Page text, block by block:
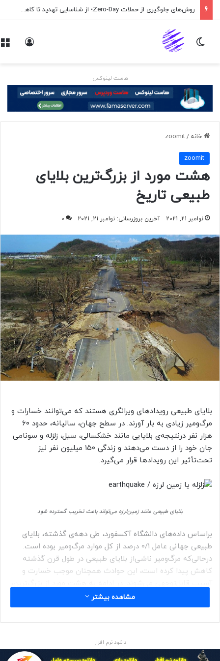
اپلیکیشن پیام‌رسان ایکس در راه است
تغییر پوسته
هاست لینوکس
خانه /
zoomit
zoomit
هشت مورد از بزرگ‌ترین بلایای
طبیعی تاریخ
نوامبر 21, 2021 آخرین بروزرسانی: نوامبر 21, 2021 0
بلایای طبیعی رویدادهای ویرانگری هستند که می‌توانند خسارات و
مرگ‌و‌میر زیادی به بار آورند. در سطح جهان، سالیانه، حدود ۶۰
هزار نفر درنتیجه‌ی بلایایی مانند خشکسالی، سیل، زلزله و سونامی
جان خود را از دست می‌دهند و زندگی ۱۵۰ میلیون نفر نیز
تحت‌تأثیر این رویدادها قرار می‌گیرد.
بلایای طبیعی مانند زمین‌لرزه می‌تواند باعث تخریب گسترده شود
براساس داده‌های دانشگاه آکسفورد، طی دهه‌ی گذشته، بلایای
طبیعی جهانی عامل ۰/۱ درصد از کل موارد مرگ‌و‌میر بوده است.
درحالی‌که مرگ‌و‌میر ناشی‌از بلایای طبیعی در طول قرن گذشته
کاهش پیدا کرده است، این حوادث همچنان موجب خسارت و
مرگ‌بارترین و زیان‌بارترین بلایای طبیعی در طول تاریخ مدرن اشاره
شده است.
لاشه شناور نزدیک شهر تگزاس پس از فاجعه‌ی گالوستون
مشاهده بیشتر
دانلود نرم افزار